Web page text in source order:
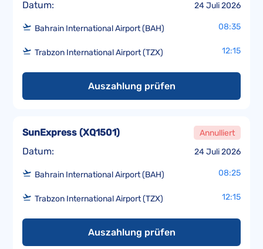
Datum: 24 Juli 2026
Bahrain International Airport (BAH) 08:35
Trabzon International Airport (TZX) 12:15
Auszahlung prüfen
Datum: 24 Juli 2026
SunExpress (XQ1501) Annulliert
Bahrain International Airport (BAH) 08:25
Trabzon International Airport (TZX) 12:15
Auszahlung prüfen